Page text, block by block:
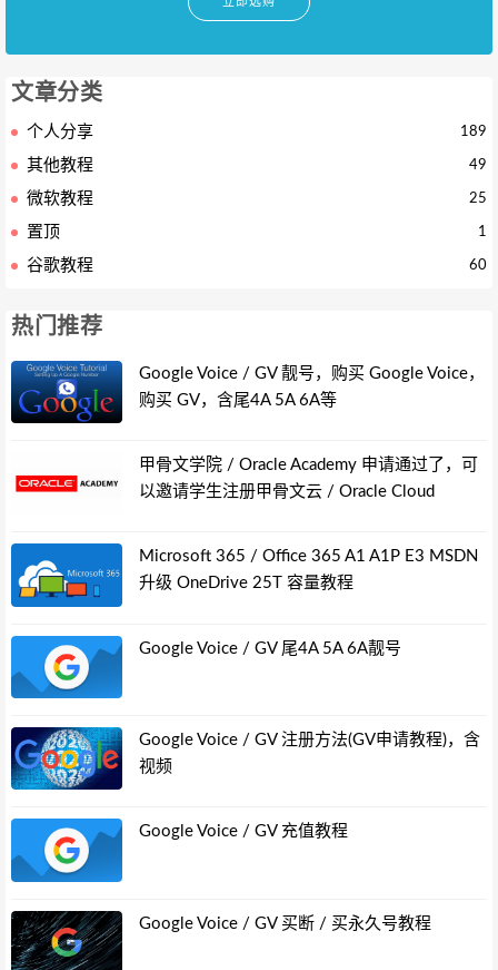
文章分类
个人分享 189
其他教程 49
微软教程 25
置顶 1
谷歌教程 60
热门推荐
Google Voice / GV 靓号，购买 Google Voice，
购买 GV，含尾4A 5A 6A等
甲骨文学院 / Oracle Academy 申请通过了，可
以邀请学生注册甲骨文云 / Oracle Cloud
Microsoft 365 / Office 365 A1 A1P E3 MSDN
升级 OneDrive 25T 容量教程
Google Voice / GV 尾4A 5A 6A靓号
Google Voice / GV 注册方法(GV申请教程)，含
视频
Google Voice / GV 充值教程
Google Voice / GV 买断 / 买永久号教程